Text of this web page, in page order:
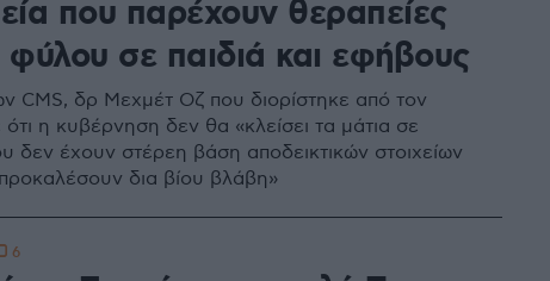
που παρέχουν θεραπείες
σε παιδιά και εφήβους
CMS, δρ Μεχμέτ Οζ που διορίστηκε από τον
η κυβέρνηση δεν θα «κλείσει τα μάτια σε
δεν έχουν στέρεη βάση αποδεικτικών στοιχείων
δια βίου βλάβη»
6